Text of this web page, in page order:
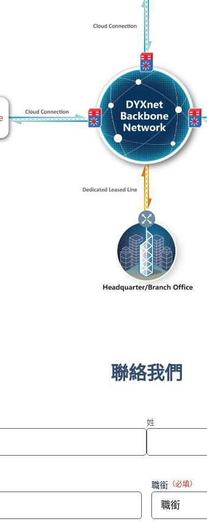
聯絡我們
姓
職銜（必填）